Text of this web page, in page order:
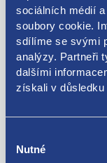
sociálních médií
soubory cookie.
sdílíme se svými
analýzy. Partneři
dalšími
získali v důsledku
souhlasu
Nutné
Kódy produktu
51810882